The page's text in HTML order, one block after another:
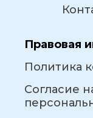
Правовая
Политика
Согласие